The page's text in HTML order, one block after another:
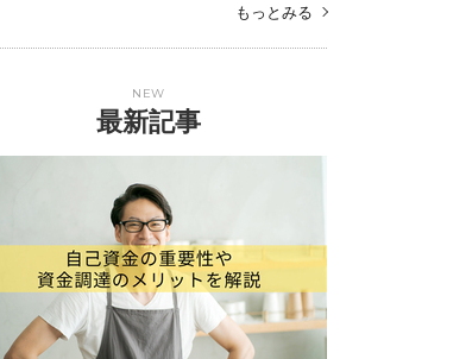
もっとみる
NEW
最新記事